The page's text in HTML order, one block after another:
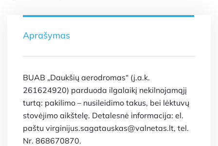
Aprašymas
BUAB „Daukšių aerodromas“ (j.a.k.
261624920) parduoda ilgalaikį nekilnojamąjį
turtą: pakilimo – nusileidimo takus, bei lėktuvų
stovėjimo aikštelę. Detalesnė informacija: el.
paštu virginijus.sagatauskas@valnetas.lt, tel.
Nr. 868670870.